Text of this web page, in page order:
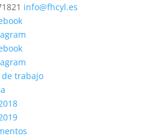
info@fhcyl.es
de trabajo